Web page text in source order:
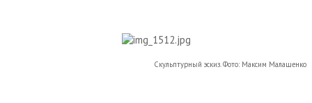
Скульптурный эскиз. Фото: Максим Малашенко